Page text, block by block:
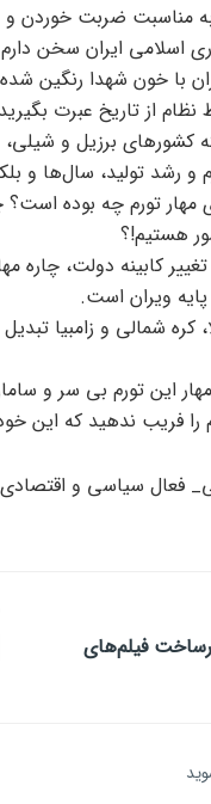
مناسبت ضربت خوردن و
اسلامی ایران سخن
با خون شهدا رنگین
از تاریخ عبرت
کشورهای برزیل و
و رشد تولید، سال‌‌ها و
مهار تورم چه بوده
هستیم!؟
تغییر کابینه دولت،
پایه ویران است.
کره شمالی و زامبیا
این تورم بی سر و
فریب ندهید که این
فعال سیاسی و اقتصادی
فیلم‌های